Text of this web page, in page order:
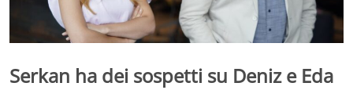
Serkan ha dei sospetti su Deniz e Eda